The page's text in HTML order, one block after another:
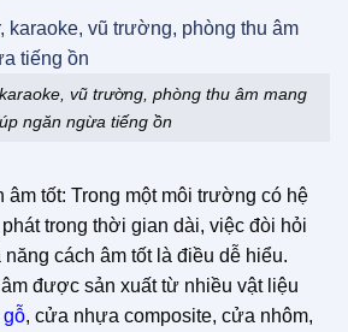
vũ trường, phòng thu âm mang
ngăn ngừa tiếng ồn
âm tốt: Trong một môi trường có hệ
trong thời gian dài, việc đòi hỏi
cách âm tốt là điều dễ hiểu.
được sản xuất từ nhiều vật liệu
, cửa nhựa composite, cửa nhôm,